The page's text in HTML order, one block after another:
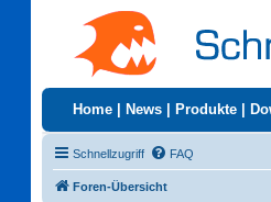
Home News Produkte
Schnellzugriff FAQ
Foren-Übersicht